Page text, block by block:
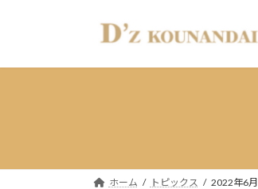
ン
ー
ホーム トピックス 2022年6月